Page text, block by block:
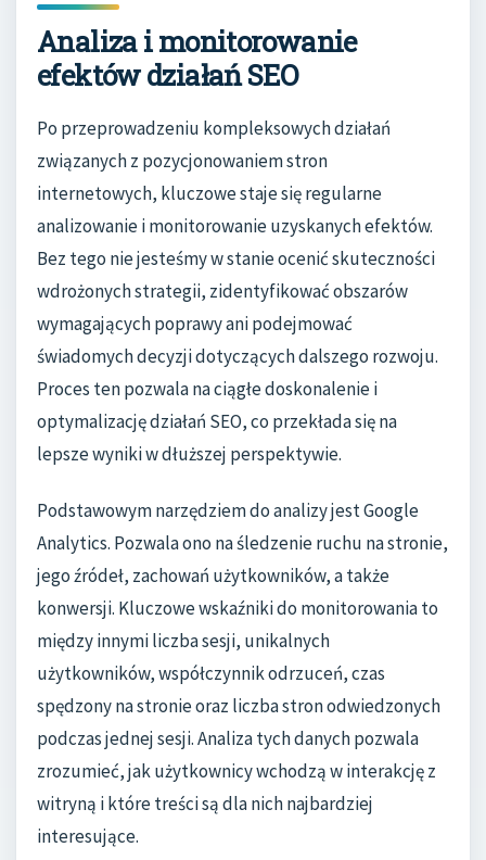
Analiza i monitorowanie
efektów działań SEO
Po przeprowadzeniu kompleksowych działań
związanych z pozycjonowaniem stron
internetowych, kluczowe staje się regularne
analizowanie i monitorowanie uzyskanych efektów.
Bez tego nie jesteśmy w stanie ocenić skuteczności
wdrożonych strategii, zidentyfikować obszarów
wymagających poprawy ani podejmować
świadomych decyzji dotyczących dalszego rozwoju.
Proces ten pozwala na ciągłe doskonalenie i
optymalizację działań SEO, co przekłada się na
lepsze wyniki w dłuższej perspektywie.
Podstawowym narzędziem do analizy jest Google
Analytics. Pozwala ono na śledzenie ruchu na stronie,
jego źródeł, zachowań użytkowników, a także
konwersji. Kluczowe wskaźniki do monitorowania to
między innymi liczba sesji, unikalnych
użytkowników, współczynnik odrzuceń, czas
spędzony na stronie oraz liczba stron odwiedzonych
podczas jednej sesji. Analiza tych danych pozwala
zrozumieć, jak użytkownicy wchodzą w interakcję z
witryną i które treści są dla nich najbardziej
interesujące.